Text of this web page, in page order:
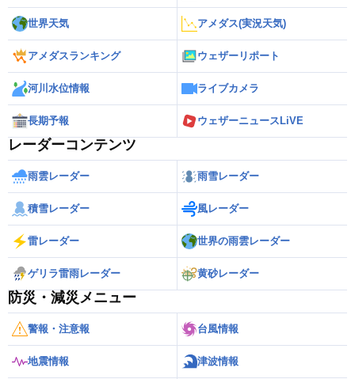
世界天気 アメダス(実況天気)
アメダスランキング ウェザーリポート
河川水位情報 ライブカメラ
長期予報 ウェザーニュースLiVE
レーダーコンテンツ
雨雲レーダー 雨雪レーダー
積雪レーダー 風レーダー
雷レーダー 世界の雨雲レーダー
ゲリラ雷雨レーダー 黄砂レーダー
防災・減災メニュー
警報・注意報 台風情報
地震情報 津波情報